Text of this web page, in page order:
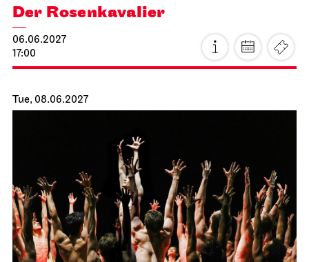
Staatsoper StuttgartOpernhaus
For the last time this season
Der Rosen­kavalier
06.06.2027